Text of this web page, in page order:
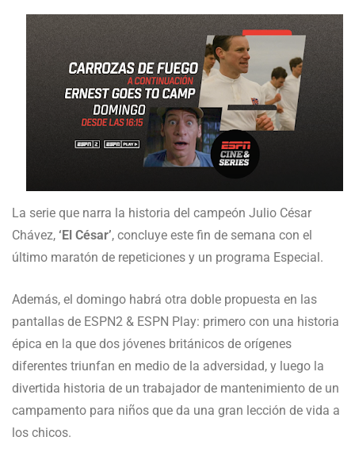
La serie que narra la historia del campeón Julio César
Chávez, ‘El César’, concluye este fin de semana con el
último maratón de repeticiones y un programa Especial.
Además, el domingo habrá otra doble propuesta en las
pantallas de ESPN2 & ESPN Play: primero con una historia
épica en la que dos jóvenes británicos de orígenes
diferentes triunfan en medio de la adversidad, y luego la
divertida historia de un trabajador de mantenimiento de un
campamento para niños que da una gran lección de vida a
los chicos.